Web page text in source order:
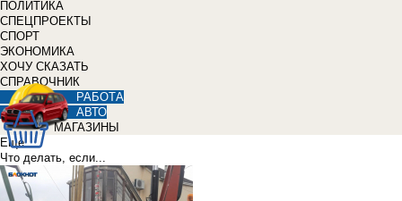
ПОЛИТИКА
СПЕЦПРОЕКТЫ
СПОРТ
ЭКОНОМИКА
ХОЧУ СКАЗАТЬ
СПРАВОЧНИК
РАБОТА
АВТО
МАГАЗИНЫ
Еще
Что делать, если...